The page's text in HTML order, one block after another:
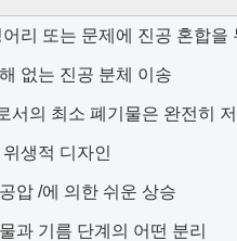
어리 또는 문제에 진공 혼합을
없는 진공 분체 이송
서의 최소 폐기물은 완전히
생적 디자인
압 /에 의한 쉬운 상승
과 기름 단계의 어떤 분리